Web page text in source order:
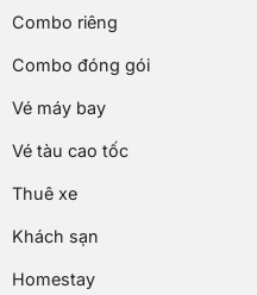
Combo riêng
Combo đóng gói
Vé máy bay
Vé tàu cao tốc
Thuê xe
Khách sạn
Homestay